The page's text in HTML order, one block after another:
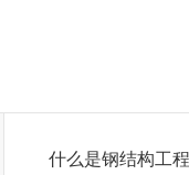
什么是钢结构工